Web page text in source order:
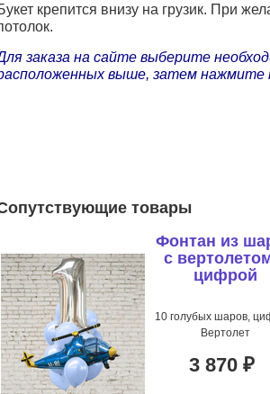
крепится внизу на грузик. При
.
заказа на сайте выберите
выше, затем нажмите
товары
Фонтан из
с
цифрой
10 голубых шаров,
Вертолет
3 870 ₽